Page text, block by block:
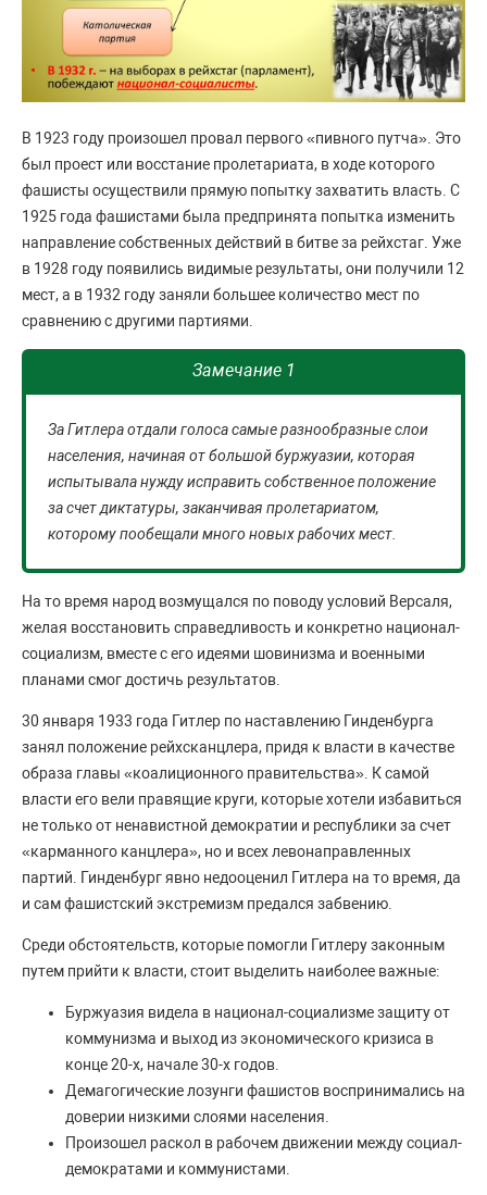
В 1923 году произошел провал первого «пивного путча». Это
был проест или восстание пролетариата, в ходе которого
фашисты осуществили прямую попытку захватить власть. С
1925 года фашистами была предпринята попытка изменить
направление собственных действий в битве за рейхстаг. Уже
в 1928 году появились видимые результаты, они получили 12
мест, а в 1932 году заняли большее количество мест по
сравнению с другими партиями.
Замечание 1
За Гитлера отдали голоса самые разнообразные слои
населения, начиная от большой буржуазии, которая
испытывала нужду исправить собственное положение
за счет диктатуры, заканчивая пролетариатом,
которому пообещали много новых рабочих мест.
На то время народ возмущался по поводу условий Версаля,
желая восстановить справедливость и конкретно национал-
социализм, вместе с его идеями шовинизма и военными
планами смог достичь результатов.
30 января 1933 года Гитлер по наставлению Гинденбурга
занял положение рейхсканцлера, придя к власти в качестве
образа главы «коалиционного правительства». К самой
власти его вели правящие круги, которые хотели избавиться
не только от ненавистной демократии и республики за счет
«карманного канцлера», но и всех левонаправленных
партий. Гинденбург явно недооценил Гитлера на то время, да
и сам фашистский экстремизм предался забвению.
Среди обстоятельств, которые помогли Гитлеру законным
путем прийти к власти, стоит выделить наиболее важные:
Буржуазия видела в национал-социализме защиту от
коммунизма и выход из экономического кризиса в
конце 20-х, начале 30-х годов.
Демагогические лозунги фашистов воспринимались на
доверии низкими слоями населения.
Произошел раскол в рабочем движении между социал-
демократами и коммунистами.